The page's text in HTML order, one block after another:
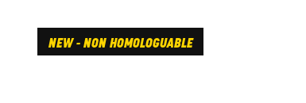
NEW - NON HOMOLOGUABLE